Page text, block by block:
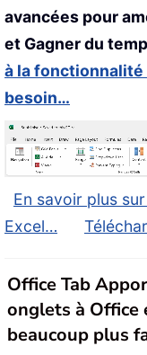
avancées pour
et Gagner du
à la
besoin…
En savoir plus
Excel…
Office Tab
onglets à
beaucoup plus